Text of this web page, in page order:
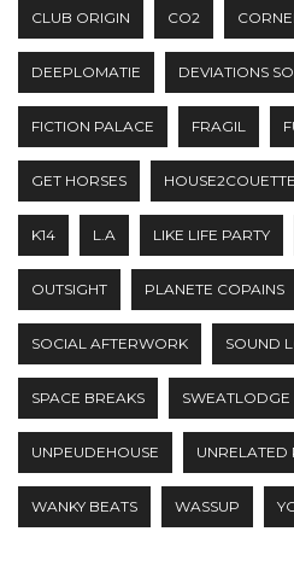
CLUB ORIGIN CO2
DEEPLOMATIE DEVIATIONS
FICTION PALACE FRAGIL
GET HORSES HOUSE2COUETTE
K14 L.A LIKE LIFE PARTY
OUTSIGHT PLANETE COPAINS
SOCIAL AFTERWORK SOUND
SPACE BREAKS SWEATLODGE
UNPEUDEHOUSE UNRELATED
WANKY BEATS WASSUP